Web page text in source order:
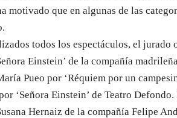
motivado que en algunas de las
todos los espectáculos, el
Einstein’ de la compañía
Pueo por ‘Réquiem por un
‘Señora Einstein’ de Teatro
Hernaiz de la compañía Felipe